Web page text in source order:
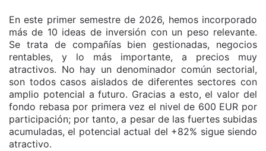
En este primer semestre de 2026, hemos incorporado
más de 10 ideas de inversión con un peso relevante.
Se trata de compañías bien gestionadas, negocios
rentables, y lo más importante, a precios muy
atractivos. No hay un denominador común sectorial,
son todos casos aislados de diferentes sectores con
amplio potencial a futuro. Gracias a esto, el valor del
fondo rebasa por primera vez el nivel de 600 EUR por
participación; por tanto, a pesar de las fuertes subidas
acumuladas, el potencial actual del +82% sigue siendo
atractivo.